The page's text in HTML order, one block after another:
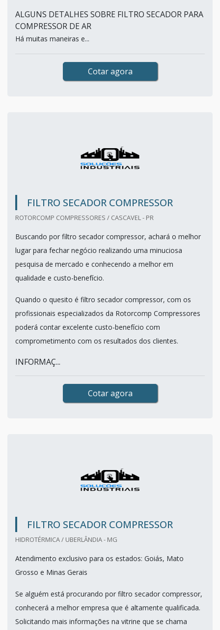
ALGUNS DETALHES SOBRE FILTRO SECADOR PARA
COMPRESSOR DE AR
Há muitas maneiras e...
Cotar agora
FILTRO SECADOR COMPRESSOR
ROTORCOMP COMPRESSORES / CASCAVEL - PR
Buscando por filtro secador compressor, achará o melhor
lugar para fechar negócio realizando uma minuciosa
pesquisa de mercado e conhecendo a melhor em
qualidade e custo-benefício.
Quando o quesito é filtro secador compressor, com os
profissionais especializados da Rotorcomp Compressores
poderá contar excelente custo-benefício com
comprometimento com os resultados dos clientes.
INFORMAÇ...
Cotar agora
FILTRO SECADOR COMPRESSOR
HIDROTÉRMICA / UBERLÂNDIA - MG
Atendimento exclusivo para os estados: Goiás, Mato
Grosso e Minas Gerais
Se alguém está procurando por filtro secador compressor,
conhecerá a melhor empresa que é altamente qualificada.
Solicitando mais informações na vitrine que se chama